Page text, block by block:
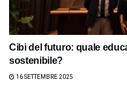
Cibi del futuro: quale
sostenibile?
16 SETTEMBRE 2025